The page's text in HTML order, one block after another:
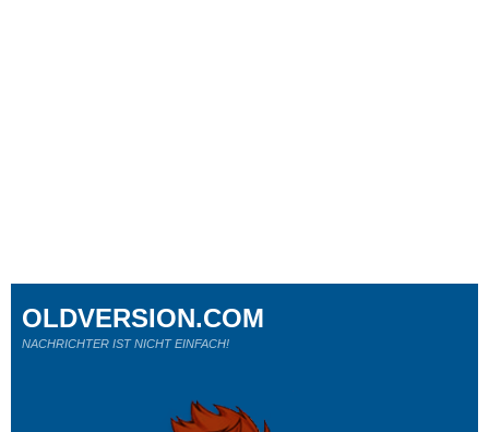
OLDVERSION.COM
NACHRICHTER IST NICHT EINFACH!